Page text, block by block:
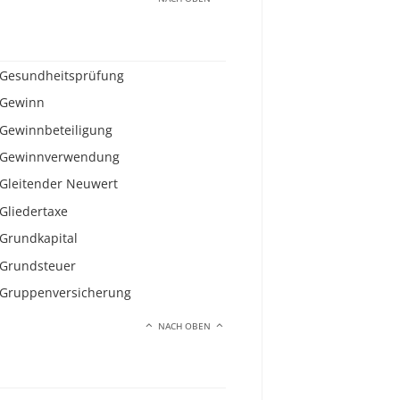
Gesundheitsprüfung
Gewinn
Gewinnbeteiligung
Gewinnverwendung
Gleitender Neuwert
Gliedertaxe
Grundkapital
Grundsteuer
Gruppenversicherung
NACH OBEN